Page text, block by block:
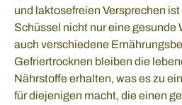
und laktosefreien Versprechen
Schüssel nicht nur eine gesunde
auch verschiedene
Gefriertrocknen bleiben die
Nährstoffe erhalten, was es zu
für diejenigen macht, die einen